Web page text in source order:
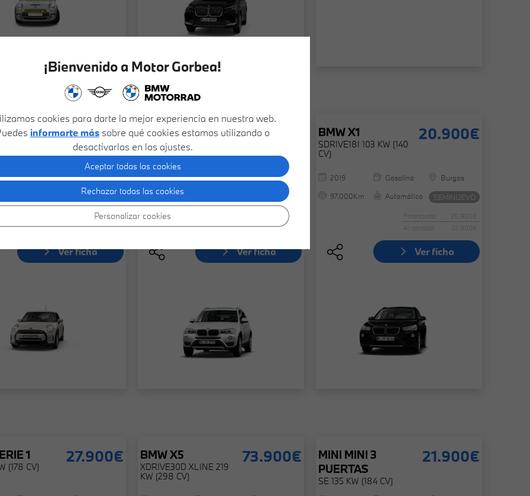
3
(102 CV)
17.900€
Gasolina
Burgos
SEMINUEVO
17.900€
Al contado
19.900€
Ver ficha
BMW X3
XDRIVE20D 140 KW
(190 CV)
19.900€
2017 Diésel
Burgos
121.721Km
SEMINUEVO
19.900€
Al contado
21.900€
Ver ficha
BMWX1
SDRIVE18I 103 KW (140
CV)
20.900€
2019 Gasolina
Burgos
97.000Km
Automática SEMINUEVO
Financiado
20.900€
Al contado
22.900€
Ver ficha
1
(178 CV)
27.900€ BMWX5
XDRIVE30D XLINE 219
KW (298 CV)
73.900€ MINI MINI 3
PUERTAS
SE 135 KW (184 CV)
21.900€
¡Bienvenido a Motor Gorbea!
cookies para darte la mejor experiencia en nuestra web.
informarte más sobre qué cookies estamos utilizando o
desactivarlas en los ajustes.
Aceptar todas las cookies
Rechazar todas las cookies
Personalizar cookies